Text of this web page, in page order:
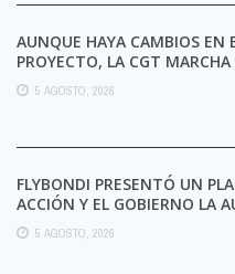
AUNQUE HAYA CAMBIOS EN
PROYECTO, LA CGT MARCHA
CONGRESO CONTRA LA LEY
5 AGOSTO, 2026
FLYBONDI PRESENTÓ UN
ACCIÓN Y EL GOBIERNO LA
SEGUIR OPERANDO
5 AGOSTO, 2026